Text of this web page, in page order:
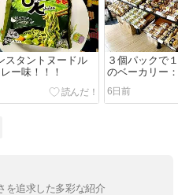
スタントヌードル
ー味！！！
３個パックで
のベーカリー：
Bakerlicious
6日前
を追求した多彩な紹介